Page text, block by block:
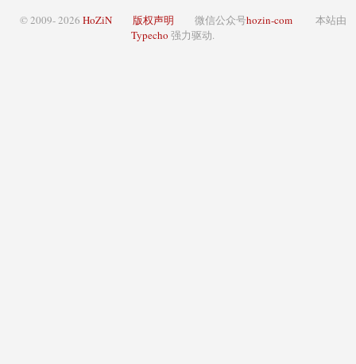
© 2009- 2026 HoZiN 版权声明 微信公众号hozin-com
本站由
Typecho 强力驱动.